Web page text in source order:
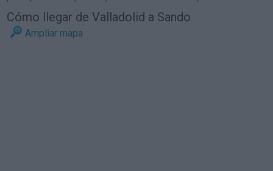
Cómo llegar de Valladolid a Sando
Ampliar mapa